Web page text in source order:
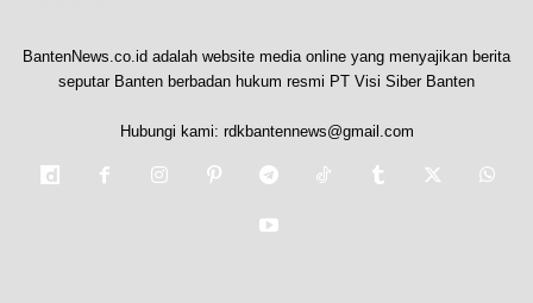
BantenNews.co.id adalah website media online yang menyajikan berita
seputar Banten berbadan hukum resmi PT Visi Siber Banten
Hubungi kami: rdkbantennews@gmail.com